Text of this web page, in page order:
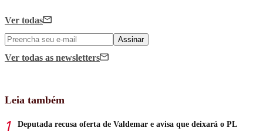
Ver todas
Assinar
Ver todas as newsletters
Leia também
Deputada recusa oferta de Valdemar e avisa que deixará o PL